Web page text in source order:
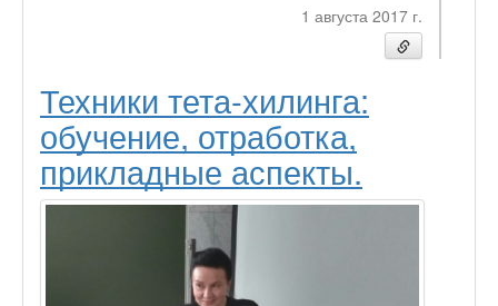
1 августа 2017 г.
Техники тета-хилинга:
обучение, отработка,
прикладные аспекты.